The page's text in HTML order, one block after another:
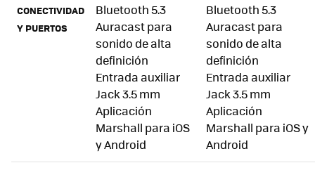
CONECTIVIDAD
Y PUERTOS
Bluetooth 5.3
Auracast para
sonido de alta
definición
Entrada auxiliar
Jack 3.5 mm
Aplicación
Marshall para iOS
y Android
Bluetooth 5.3
Auracast para
sonido de alta
definición
Entrada auxiliar
Jack 3.5 mm
Aplicación
Marshall para iOS y
Android